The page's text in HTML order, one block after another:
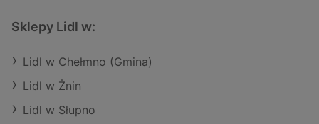
Sklepy Lidl w:
Lidl w Chełmno (Gmina)
Lidl w Żnin
Lidl w Słupno